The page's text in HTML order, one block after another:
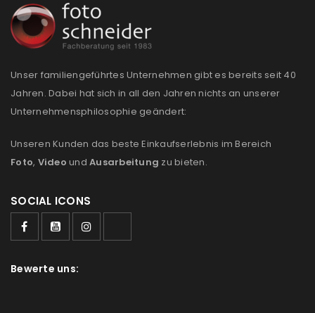
Unser familiengeführtes Unternehmen gibt es bereits seit 40
Jahren. Dabei hat sich in all den Jahren nichts an unserer
Unternehmensphilosophie geändert:
Unseren Kunden das beste Einkaufserlebnis im Bereich
Foto, Video und Ausarbeitung zu bieten.
SOCIAL ICONS
Bewerte uns: